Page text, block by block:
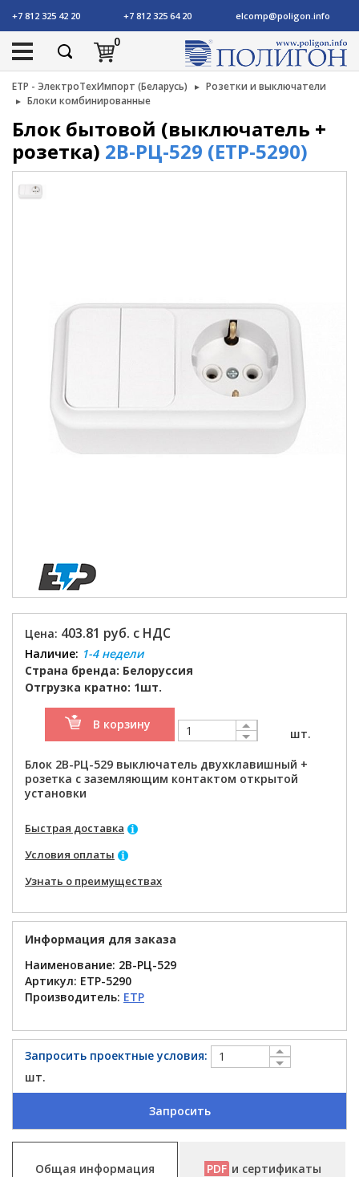
+7 812 325 42 20 +7 812 325 64 20 elcomp@poligon.info
0
ETP - ЭлектроТехИмпорт (Беларусь)
Розетки и выключатели
Блоки комбинированные
Блок бытовой (выключатель +
розетка) 2В-РЦ-529 (ETP-5290)
Цена: 403.81 руб. с НДС
Наличие: 1-4 недели
Страна бренда: Белоруссия
Отгрузка кратно: 1шт.
В корзину
шт.
Блок 2В-РЦ-529 выключатель двухклавишный +
розетка с заземляющим контактом открытой
установки
Быстрая доставка
Условия оплаты
Узнать о преимуществах
Информация для заказа
Наименование: 2В-РЦ-529
Артикул: ETP-5290
Производитель: ETP
Запросить проектные условия:
шт.
Запросить
Общая информация PDF и сертификаты